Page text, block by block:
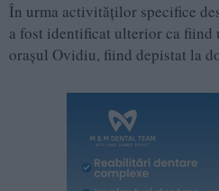
În urma activităților specifice
a fost identificat ulterior ca fiind
orașul Ovidiu, fiind depistat la